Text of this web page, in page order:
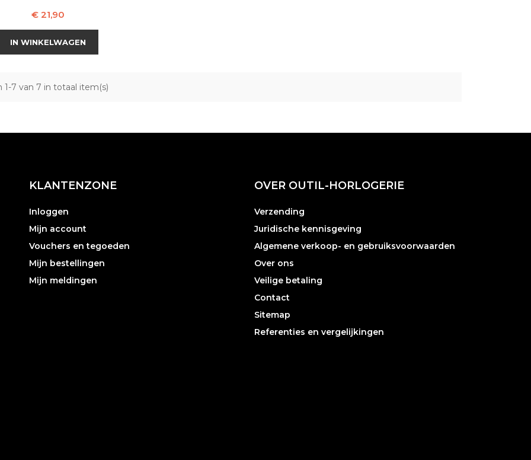
Prijs
€ 21,90
IN WINKELWAGEN
1-7 van 7 in totaal item(s)
KLANTENZONE
Inloggen
Mijn account
Vouchers en tegoeden
Mijn bestellingen
Mijn meldingen
OVER OUTIL-HORLOGERIE
Verzending
Juridische kennisgeving
Algemene verkoop- en gebruiksvoorwaarden
Over ons
Veilige betaling
Contact
Sitemap
Referenties en vergelijkingen